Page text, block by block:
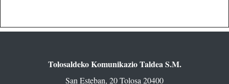
Tolosaldeko Komunikazio Taldea S.M.
San Esteban, 20 Tolosa 20400